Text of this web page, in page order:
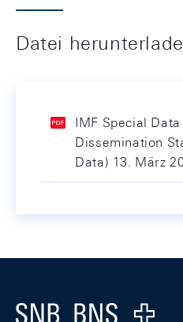
Datei
IMF Special Data
Dissemination
Data) 13. März
Logo